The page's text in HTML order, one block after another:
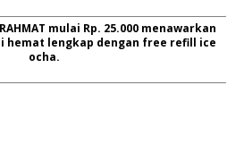
mulai Rp. 25.000 menawarkan
hemat lengkap dengan free refill ice
ocha.